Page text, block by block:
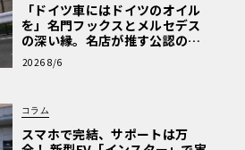
「ドイツ車にはドイツのオイル
を」名門フックスとメルセデス
の深い縁。名店が推す公認の安
心と、Cクラスで味わうシルキー
な走り〈PR〉
2026 8/6
コラム
スマホで完結、サポートは万